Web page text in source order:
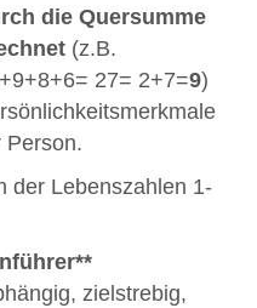
die Quersumme
(z.B.
27= 2+7=9)
Person.
der Lebenszahlen 1-
zielstrebig,